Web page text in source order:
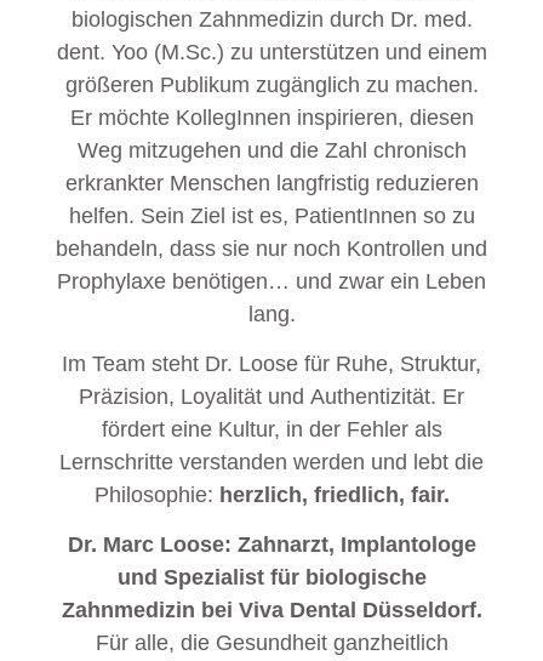
biologischen Zahnmedizin durch Dr. med.
dent. Yoo (M.Sc.) zu unterstützen und einem
größeren Publikum zugänglich zu machen.
Er möchte KollegInnen inspirieren, diesen
Weg mitzugehen und die Zahl chronisch
erkrankter Menschen langfristig reduzieren
helfen. Sein Ziel ist es, PatientInnen so zu
behandeln, dass sie nur noch Kontrollen und
Prophylaxe benötigen… und zwar ein Leben
lang.
Im Team steht Dr. Loose für Ruhe, Struktur,
Präzision, Loyalität und Authentizität. Er
fördert eine Kultur, in der Fehler als
Lernschritte verstanden werden und lebt die
Philosophie: herzlich, friedlich, fair.
Dr. Marc Loose: Zahnarzt, Implantologe
und Spezialist für biologische
Zahnmedizin bei Viva Dental Düsseldorf.
Für alle, die Gesundheit ganzheitlich